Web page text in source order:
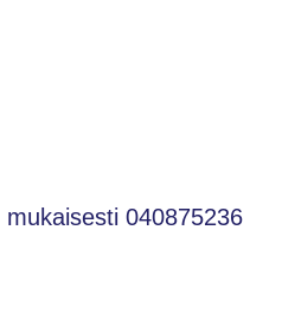
040875236